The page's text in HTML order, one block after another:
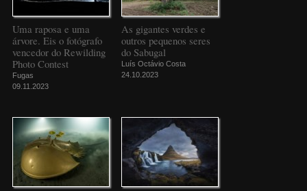
Uma raposa e uma
árvore. Eis o fotógrafo
vencedor do Rewilding
Photo Contest
Fugas
09.11.2023
As gigantes verdes e
outros pequenos seres
do Sabugal
Luís Octávio Costa
24.10.2023